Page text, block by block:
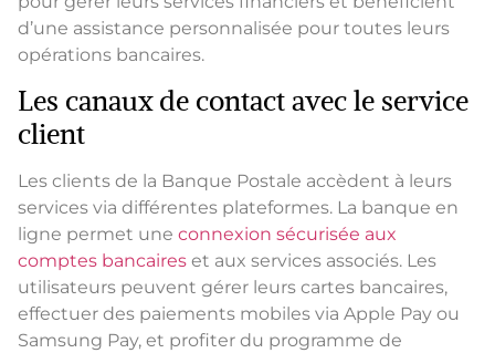
d’une assistance personnalisée pour toutes leurs
opérations bancaires.
Les canaux de contact avec le service
client
Les clients de la Banque Postale accèdent à leurs
services via différentes plateformes. La banque en
ligne permet une connexion sécurisée aux
comptes bancaires et aux services associés. Les
utilisateurs peuvent gérer leurs cartes bancaires,
effectuer des paiements mobiles via Apple Pay ou
Samsung Pay, et profiter du programme de